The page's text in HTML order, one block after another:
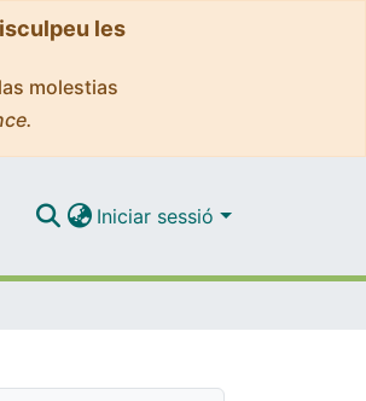
les
molestias
Iniciar sessió